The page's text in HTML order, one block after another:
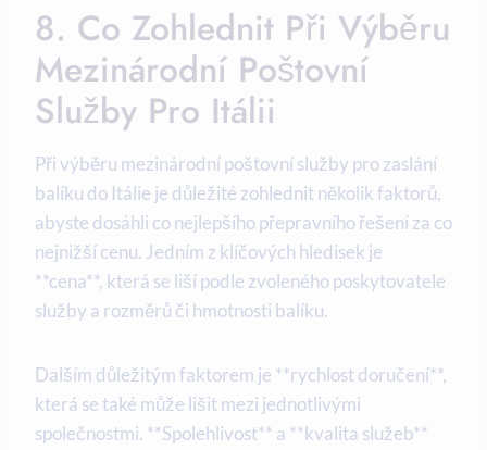
8. Co Zohlednit Při Výběru
Mezinárodní Poštovní
Služby Pro Itálii
Při výběru mezinárodní poštovní služby pro zaslání
balíku do Itálie je důležité zohlednit několik faktorů,
abyste dosáhli co nejlepšího přepravního řešení za co
nejnižší cenu. Jedním z klíčových hledisek je
**cena**, která se liší podle zvoleného poskytovatele
služby a rozměrů či hmotnosti balíku.
Dalším důležitým faktorem je **rychlost doručení**,
která se také může lišit mezi jednotlivými
společnostmi. **Spolehlivost** a **kvalita služeb**